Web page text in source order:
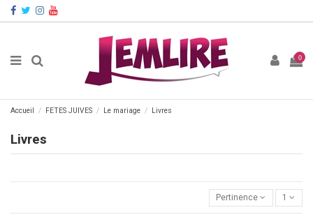
0
Accueil FETES JUIVES Le mariage Livres
Livres
Pertinence 1